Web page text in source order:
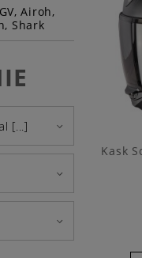
Airoh,
Shark
[...]
Kask